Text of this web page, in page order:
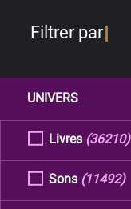
Filtrer par
UNIVERS
Livres (36210)
Sons (11492)